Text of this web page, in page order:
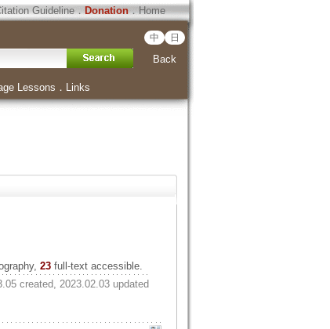
Guideline．Donation．Home
中 日
Back
Lessons ． Links
23full-text accessible.
created, 2023.02.03 updated